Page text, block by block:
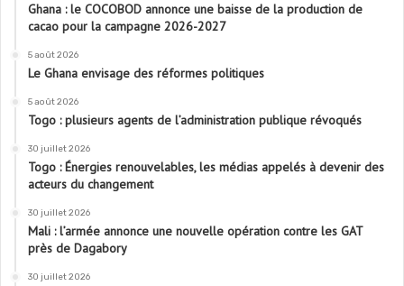
Ghana : le COCOBOD annonce une baisse de la production de
cacao pour la campagne 2026-2027
5 août 2026
Le Ghana envisage des réformes politiques
5 août 2026
Togo : plusieurs agents de l’administration publique révoqués
30 juillet 2026
Togo : Énergies renouvelables, les médias appelés à devenir des
acteurs du changement
30 juillet 2026
Mali : l’armée annonce une nouvelle opération contre les GAT
près de Dagabory
30 juillet 2026